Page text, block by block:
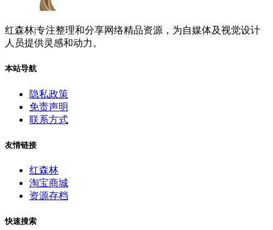
红森林|专注整理和分享网络精品资源，为自媒体及视觉设计
人员提供灵感和动力。
本站导航
隐私政策
免责声明
联系方式
友情链接
红森林
淘宝商城
资源存档
快速搜索